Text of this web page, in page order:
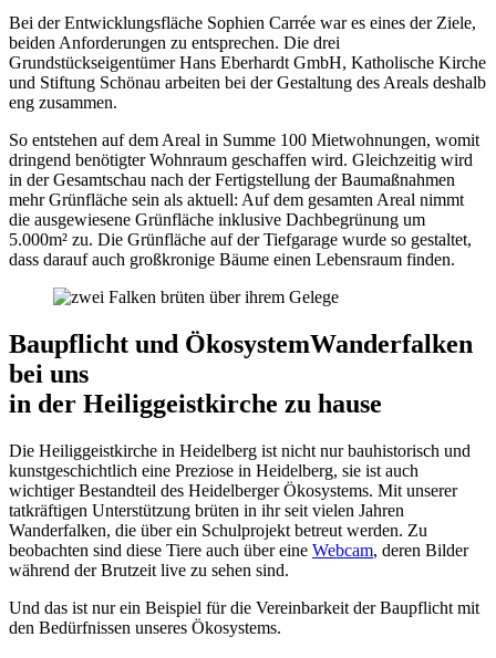
Bei der Entwicklungsfläche Sophien Carrée war es eines der Ziele,
beiden Anforderungen zu entsprechen. Die drei
Grundstückseigentümer Hans Eberhardt GmbH, Katholische Kirche
und Stiftung Schönau arbeiten bei der Gestaltung des Areals deshalb
eng zusammen.
So entstehen auf dem Areal in Summe 100 Mietwohnungen, womit
dringend benötigter Wohnraum geschaffen wird. Gleichzeitig wird
in der Gesamtschau nach der Fertigstellung der Baumaßnahmen
mehr Grünfläche sein als aktuell: Auf dem gesamten Areal nimmt
die ausgewiesene Grünfläche inklusive Dachbegrünung um
5.000m² zu. Die Grünfläche auf der Tiefgarage wurde so gestaltet,
dass darauf auch großkronige Bäume einen Lebensraum finden.
Baupflicht und ÖkosystemWanderfalken
bei uns
in der Heiliggeistkirche zu hause
Die Heiliggeistkirche in Heidelberg ist nicht nur bauhistorisch und
kunstgeschichtlich eine Preziose in Heidelberg, sie ist auch
wichtiger Bestandteil des Heidelberger Ökosystems. Mit unserer
tatkräftigen Unterstützung brüten in ihr seit vielen Jahren
Wanderfalken, die über ein Schulprojekt betreut werden. Zu
beobachten sind diese Tiere auch über eine Webcam, deren Bilder
während der Brutzeit live zu sehen sind.
Und das ist nur ein Beispiel für die Vereinbarkeit der Baupflicht mit
den Bedürfnissen unseres Ökosystems.